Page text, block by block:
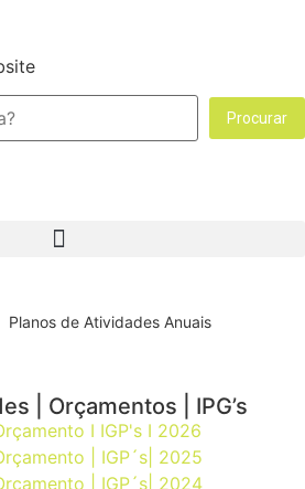
Procurar
Planos de Atividades Anuais
| Orçamentos | IPG’s
I IGP's I 2026
| IGP´s| 2025
| IGP´s| 2024